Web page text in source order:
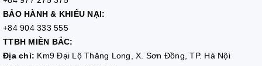
BẢO HÀNH & KHIẾU NẠI:
+84 904 333 555
TTBH MIỀN BẮC:
Địa chỉ: Km9 Đại Lộ Thăng Long, X. Sơn Đồng, TP. Hà Nội